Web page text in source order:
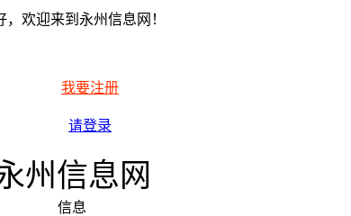
，欢迎来到永州信息网！
我要注册
请登录
州信息网
信息